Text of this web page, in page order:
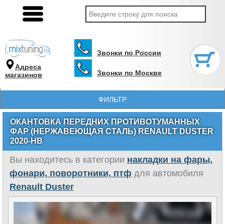
Адреса
магазинов
Звонки по России
Звонки по Москве
ФИЛЬТР
ОКАНТОВКА ПЕРЕДНИХ ПРОТИВОТУМАННЫХ
ФАР (НЕРЖАВЕЮЩАЯ СТАЛЬ) RENAULT DUSTER
2020-НВ
Вы находитесь в категории накладки на фары,
фонари, поворотники, птф для автомобиля
Renault Duster